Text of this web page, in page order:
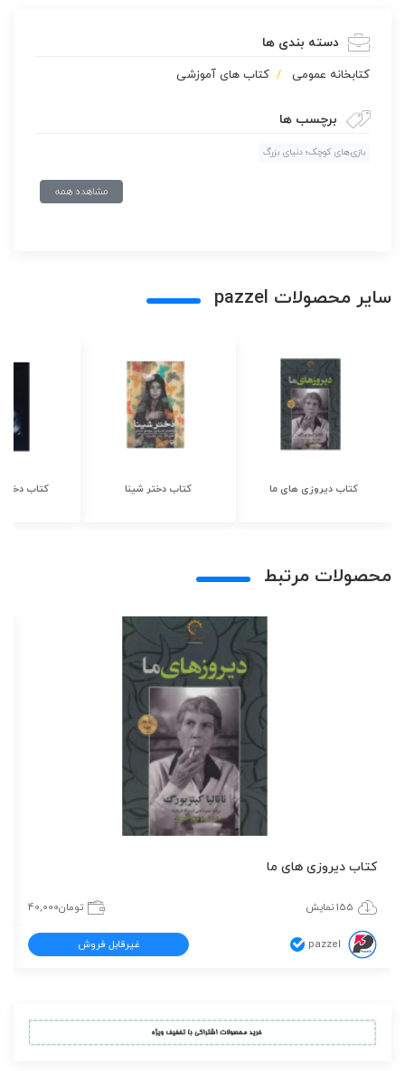
دسته بندی ها
كتابخانه عمومی کتاب های آموزشی
برچسب ها
بازی‌های کوچک؛ دنیای بزرگ
مشاهده همه
سایر محصولات pazzel
کتاب دیروزی های ما کتاب دختر شینا کتاب دختر
محصولات مرتبط
کتاب دیروزی های ما
155 نمایش تومان40,000
pazzel غیرقابل فروش